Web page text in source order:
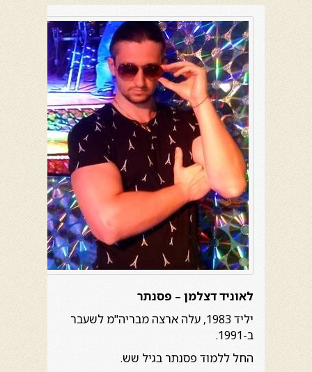
לאוניד דצלמן – פסנתר
יליד 1983, עלה ארצה מבריה"מ לשעבר
ב-1991.
החל ללמוד פסנתר בגיל שש.